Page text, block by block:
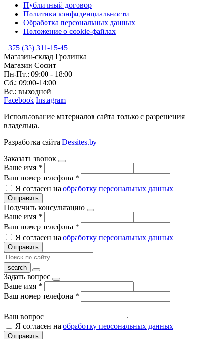
Публичный договор
Политика конфиденциальности
Обработка персональных данных
Положение о cookie-файлах
+375 (33) 311-15-45
Магазин-склад Гролинка
Магазин Софит
Пн-Пт.: 09:00 - 18:00
Сб.: 09:00-14:00
Вс.: выходной
Facebook Instagram
Использование материалов сайта только с разрешения
владельца.
Разработка сайта Dessites.by
Заказать звонок
Ваше имя *
Ваш номер телефона *
Я согласен на обработку персональных данных
Отправить
Получить консультацию
Ваше имя *
Ваш номер телефона *
Я согласен на обработку персональных данных
Отправить
Задать вопрос
Ваше имя *
Ваш номер телефона *
Ваш вопрос
Я согласен на обработку персональных данных
Отправить